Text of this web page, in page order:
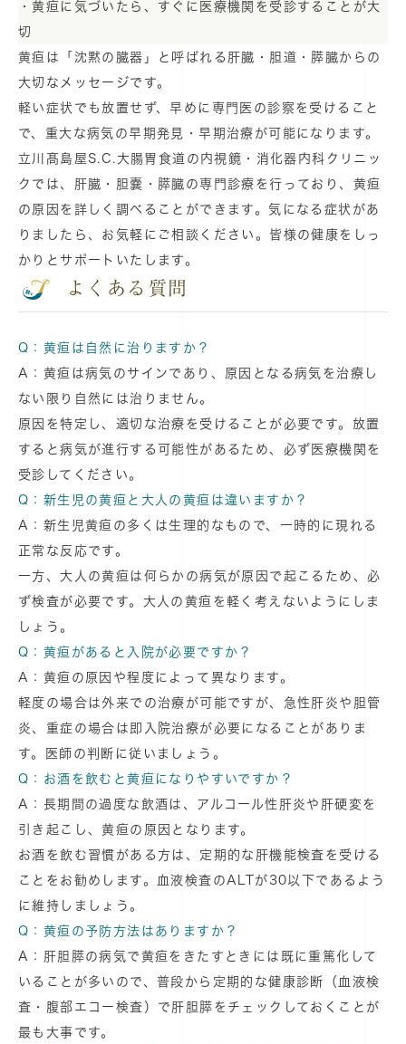
・黄疸に気づいたら、すぐに医療機関を受診することが大
切
黄疸は「沈黙の臓器」と呼ばれる肝臓・胆道・膵臓からの
大切なメッセージです。
軽い症状でも放置せず、早めに専門医の診察を受けること
で、重大な病気の早期発見・早期治療が可能になります。
立川髙島屋S.C.大腸胃食道の内視鏡・消化器内科クリニッ
クでは、肝臓・胆嚢・膵臓の専門診療を行っており、黄疸
の原因を詳しく調べることができます。気になる症状があ
りましたら、お気軽にご相談ください。皆様の健康をしっ
かりとサポートいたします。
よくある質問
Q：黄疸は自然に治りますか？
A：黄疸は病気のサインであり、原因となる病気を治療し
ない限り自然には治りません。
原因を特定し、適切な治療を受けることが必要です。放置
すると病気が進行する可能性があるため、必ず医療機関を
受診してください。
Q：新生児の黄疸と大人の黄疸は違いますか？
A：新生児黄疸の多くは生理的なもので、一時的に現れる
正常な反応です。
一方、大人の黄疸は何らかの病気が原因で起こるため、必
ず検査が必要です。大人の黄疸を軽く考えないようにしま
しょう。
Q：黄疸があると入院が必要ですか？
A：黄疸の原因や程度によって異なります。
軽度の場合は外来での治療が可能ですが、急性肝炎や胆管
炎、重症の場合は即入院治療が必要になることがありま
す。医師の判断に従いましょう。
Q：お酒を飲むと黄疸になりやすいですか？
A：長期間の過度な飲酒は、アルコール性肝炎や肝硬変を
引き起こし、黄疸の原因となります。
お酒を飲む習慣がある方は、定期的な肝機能検査を受ける
ことをお勧めします。血液検査のALTが30以下であるよう
に維持しましょう。
Q：黄疸の予防方法はありますか？
A：肝胆膵の病気で黄疸をきたすときには既に重篤化して
いることが多いので、普段から定期的な健康診断（血液検
査・腹部エコー検査）で肝胆膵をチェックしておくことが
最も大事です。